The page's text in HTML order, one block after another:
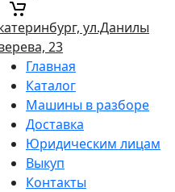
ул.Данилы
23
Главная
Каталог
Машины в разборе
Доставка
Юридическим лицам
Выкуп
Контакты